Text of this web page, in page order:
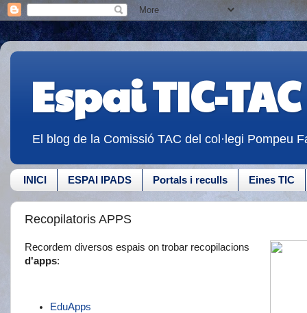
Espai TIC-TAC
El blog de la Comissió TAC del col·legi Pompeu
INICI ESPAI IPADS Portals i reculls Eines TIC
Recopilatoris APPS
Recordem diversos espais on trobar recopilacions
d'apps:
EduApps